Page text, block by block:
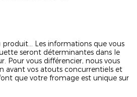
Les informations que vous
seront déterminantes dans le
Pour vous différencier, nous vous
avant vos atouts concurrentiels et
que votre fromage est unique sur